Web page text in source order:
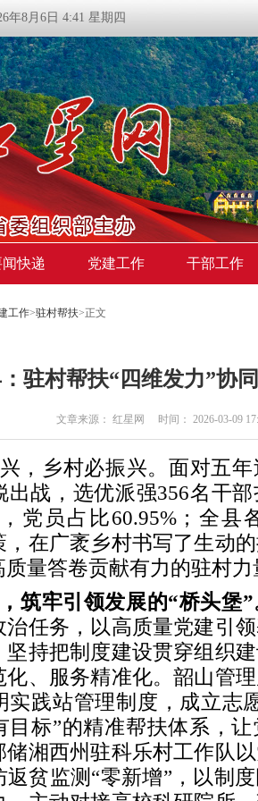
年8月6日 4:41 星期四
快递 党建工作 干部工作
工作>驻村帮扶>正文
驻村帮扶“四维发力”协
文章来源： 红星网 时间： 2026-03-09
，乡村必振兴。面对五
出战，选优派强356名干
党员占比60.95%；全县
，在广袤乡村书写了生动
量答卷贡献有力的驻村力
筑牢引领发展的“桥头堡
治任务，以高质量党建引
坚持把制度建设贯穿组织
化、服务精准化。韶山管
实践站管理制度，成立志
目标”的精准帮扶体系，
储湘西州驻科乐村工作队
返贫监测“零新增”，以制